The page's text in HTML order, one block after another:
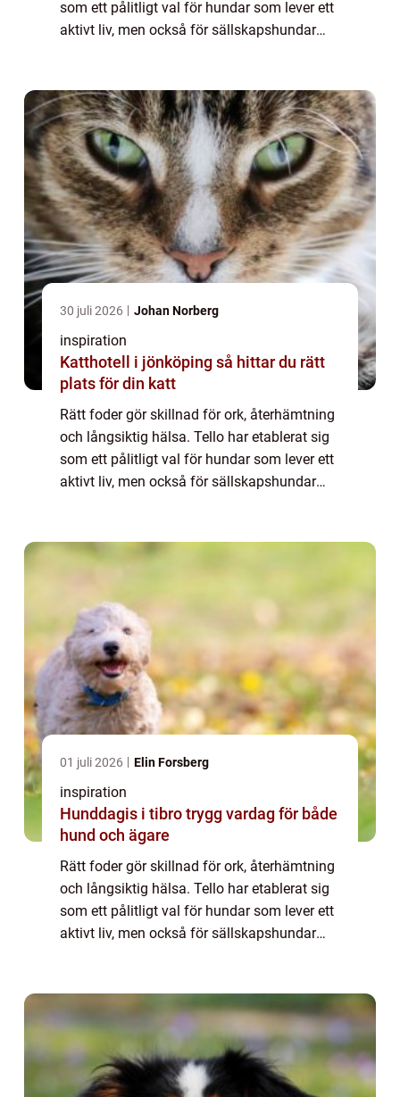
som ett pålitligt val för hundar som lever ett
aktivt liv, men också för sällskapshundar
30 juli 2026 Johan Norberg
inspiration
Katthotell i jönköping så hittar du rätt
plats för din katt
Rätt foder gör skillnad för ork, återhämtning
och långsiktig hälsa. Tello har etablerat sig
som ett pålitligt val för hundar som lever ett
aktivt liv, men också för sällskapshundar
01 juli 2026 Elin Forsberg
inspiration
Hunddagis i tibro trygg vardag för både
hund och ägare
Rätt foder gör skillnad för ork, återhämtning
och långsiktig hälsa. Tello har etablerat sig
som ett pålitligt val för hundar som lever ett
aktivt liv, men också för sällskapshundar